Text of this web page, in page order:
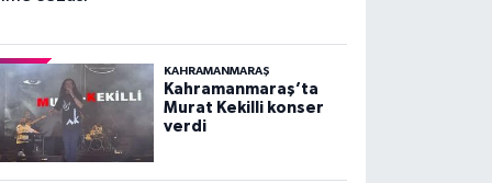
KAHRAMANMARAŞ
Kahramanmaraş’ta
Murat Kekilli konser
verdi